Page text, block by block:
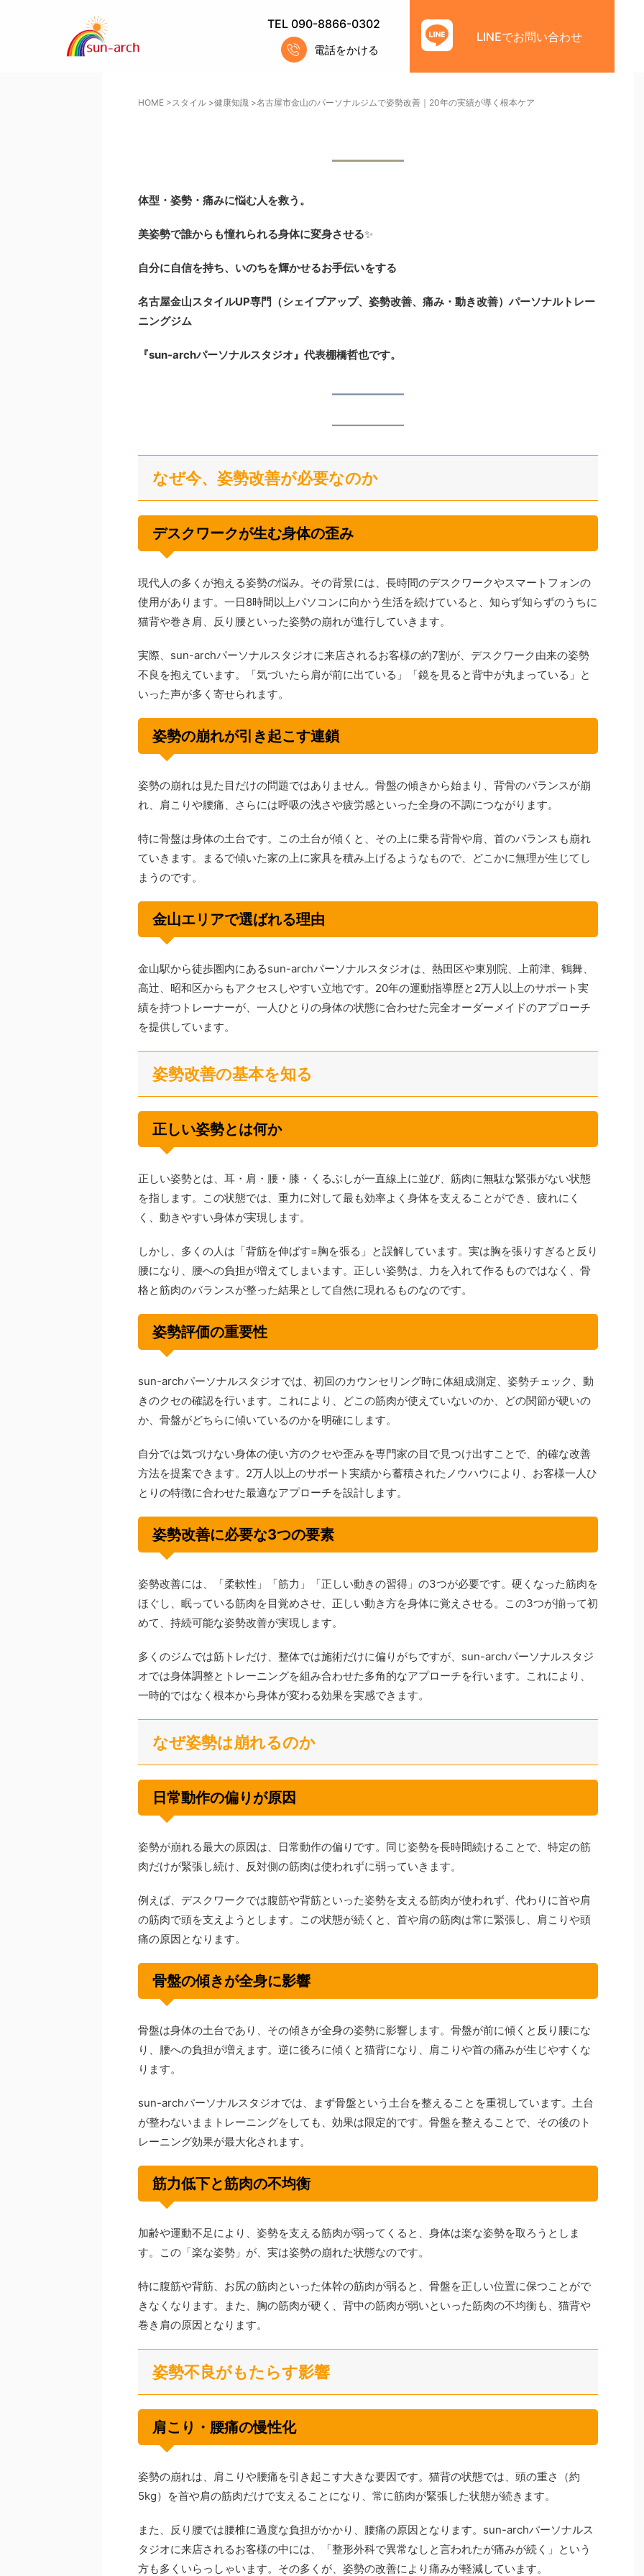
TEL 090-8866-0302
電話をかける
LINEでお問い合わせ
HOME >スタイル >健康知識 >名古屋市金山のパーソナルジムで姿勢改善｜20年の実績が導く根本ケア
体型・姿勢・痛みに悩む人を救う。
美姿勢で誰からも憧れられる身体に変身させる✨
自分に自信を持ち、いのちを輝かせるお手伝いをする
名古屋金山スタイルUP専門 （シェイプアップ、姿勢改善、痛み・動き改善） パーソナルトレー
ニングジム
『sun-archパーソナルスタジオ』代表棚橋哲也です。
なぜ今、姿勢改善が必要なのか
デスクワークが生む身体の歪み
現代人の多くが抱える姿勢の悩み。その背景には、長時間のデスクワークやスマートフォンの
使用があります。一日8時間以上パソコンに向かう生活を続けていると、知らず知らずのうちに
猫背や巻き肩、反り腰といった姿勢の崩れが進行していきます。
実際、sun-archパーソナルスタジオに来店されるお客様の約7割が、デスクワーク由来の姿勢
不良を抱えています。「気づいたら肩が前に出ている」「鏡を見ると背中が丸まっている」と
いった声が多く寄せられます。
姿勢の崩れが引き起こす連鎖
姿勢の崩れは見た目だけの問題ではありません。骨盤の傾きから始まり、背骨のバランスが崩
れ、肩こりや腰痛、さらには呼吸の浅さや疲労感といった全身の不調につながります。
特に骨盤は身体の土台です。この土台が傾くと、その上に乗る背骨や肩、首のバランスも崩れ
ていきます。まるで傾いた家の上に家具を積み上げるようなもので、どこかに無理が生じてし
まうのです。
金山エリアで選ばれる理由
金山駅から徒歩圏内にあるsun-archパーソナルスタジオは、熱田区や東別院、上前津、鶴舞、
高辻、昭和区からもアクセスしやすい立地です。20年の運動指導歴と2万人以上のサポート実
績を持つトレーナーが、一人ひとりの身体の状態に合わせた完全オーダーメイドのアプローチ
を提供しています。
姿勢改善の基本を知る
正しい姿勢とは何か
正しい姿勢とは、耳・肩・腰・膝・くるぶしが一直線上に並び、筋肉に無駄な緊張がない状態
を指します。この状態では、重力に対して最も効率よく身体を支えることができ、疲れにく
く、動きやすい身体が実現します。
しかし、多くの人は「背筋を伸ばす=胸を張る」と誤解しています。実は胸を張りすぎると反り
腰になり、腰への負担が増えてしまいます。正しい姿勢は、力を入れて作るものではなく、骨
格と筋肉のバランスが整った結果として自然に現れるものなのです。
姿勢評価の重要性
sun-archパーソナルスタジオでは、初回のカウンセリング時に体組成測定、姿勢チェック、動
きのクセの確認を行います。これにより、どこの筋肉が使えていないのか、どの関節が硬いの
か、骨盤がどちらに傾いているのかを明確にします。
自分では気づけない身体の使い方のクセや歪みを専門家の目で見つけ出すことで、的確な改善
方法を提案できます。2万人以上のサポート実績から蓄積されたノウハウにより、お客様一人ひ
とりの特徴に合わせた最適なアプローチを設計します。
姿勢改善に必要な3つの要素
姿勢改善には、「柔軟性」「筋力」「正しい動きの習得」の3つが必要です。硬くなった筋肉を
ほぐし、眠っている筋肉を目覚めさせ、正しい動き方を身体に覚えさせる。この3つが揃って初
めて、持続可能な姿勢改善が実現します。
多くのジムでは筋トレだけ、整体では施術だけに偏りがちですが、sun-archパーソナルスタジ
オでは身体調整とトレーニングを組み合わせた多角的なアプローチを行います。これにより、
一時的ではなく根本から身体が変わる効果を実感できます。
なぜ姿勢は崩れるのか
日常動作の偏りが原因
姿勢が崩れる最大の原因は、日常動作の偏りです。同じ姿勢を長時間続けることで、特定の筋
肉だけが緊張し続け、反対側の筋肉は使われずに弱っていきます。
例えば、デスクワークでは腹筋や背筋といった姿勢を支える筋肉が使われず、代わりに首や肩
の筋肉で頭を支えようとします。この状態が続くと、首や肩の筋肉は常に緊張し、肩こりや頭
痛の原因となります。
骨盤の傾きが全身に影響
骨盤は身体の土台であり、その傾きが全身の姿勢に影響します。骨盤が前に傾くと反り腰にな
り、腰への負担が増えます。逆に後ろに傾くと猫背になり、肩こりや首の痛みが生じやすくな
ります。
sun-archパーソナルスタジオでは、まず骨盤という土台を整えることを重視しています。土台
が整わないままトレーニングをしても、効果は限定的です。骨盤を整えることで、その後のト
レーニング効果が最大化されます。
筋力低下と筋肉の不均衡
加齢や運動不足により、姿勢を支える筋肉が弱ってくると、身体は楽な姿勢を取ろうとしま
す。この「楽な姿勢」が、実は姿勢の崩れた状態なのです。
特に腹筋や背筋、お尻の筋肉といった体幹の筋肉が弱ると、骨盤を正しい位置に保つことがで
きなくなります。また、胸の筋肉が硬く、背中の筋肉が弱いといった筋肉の不均衡も、猫背や
巻き肩の原因となります。
姿勢不良がもたらす影響
肩こり・腰痛の慢性化
姿勢の崩れは、肩こりや腰痛を引き起こす大きな要因です。猫背の状態では、頭の重さ（約
5kg）を首や肩の筋肉だけで支えることになり、常に筋肉が緊張した状態が続きます。
また、反り腰では腰椎に過度な負担がかかり、腰痛の原因となります。sun-archパーソナルス
タジオに来店されるお客様の中には、「整形外科で異常なしと言われたが痛みが続く」という
方も多くいらっしゃいます。その多くが、姿勢の改善により痛みが軽減しています。